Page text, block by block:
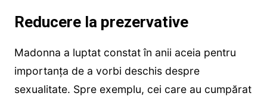
Reducere la prezervative
Madonna a luptat constat în anii aceia pentru
importanța de a vorbi deschis despre
sexualitate. Spre exemplu, cei care au cumpărat